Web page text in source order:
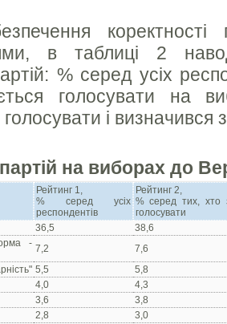
в таблиці 2
% серед усіх
голосувати на
і визначився
на виборах до
Рейтинг 1,
% серед усіх
респондентів
Рейтинг 2,
% серед тих, хто
голосувати
36,5
38,6
- 7,2
7,6
5,5
5,8
4,0
4,3
3,6
3,8
2,8
3,0